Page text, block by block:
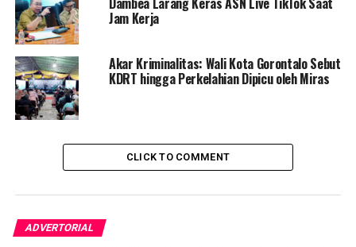
keselamatan arsip,” katanya.
Marten menambahkan, kunci keberhasilan penerapan
aplikasi Srikandi terletak pada peran serta kolaborasi
yang kuat dari seluruh stakeholder di lingkungan
Pemerintah Kota (Pemkot) Gorontalo.
APLIKASI SRIKANDI
MARTEN TAHA
PEMKOT GORONTALO
TEKNOLOGI
Pemda Pohuwato Kembali Terima Penghargaan dari
Pemerintah Pusat
Jam Kerja
Akar Kriminalitas: Wali Kota Gorontalo Sebut
KDRT hingga Perkelahian Dipicu oleh Miras
CLICK TO COMMENT
ADVERTORIAL